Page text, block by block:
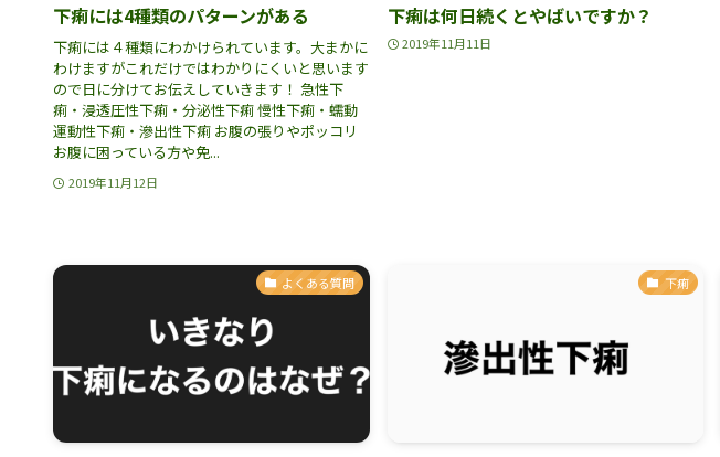
下痢には4種類のパターンがある
下痢には４種類にわかけられています。大まかに
わけますがこれだけではわかりにくいと思います
ので日に分けてお伝えしていきます！ 急性下
痢・浸透圧性下痢・分泌性下痢 慢性下痢・蠕動
運動性下痢・滲出性下痢 お腹の張りやポッコリ
お腹に困っている方や免...
2019年11月12日
下痢は何日続くとやばいですか？
2019年11月11日
よくある質問 下痢